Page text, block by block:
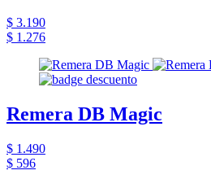
$ 3.190
$ 1.276
Remera DB Magic
$ 1.490
$ 596